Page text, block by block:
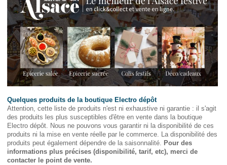
Quelques produits de la boutique Electro dépôt
Attention, cette liste de produits n'est ni exhaustive ni garantie : il s'agit
des produits les plus susceptibles d'être en vente dans la boutique
Electro dépôt. Nous ne pouvons vous garantir ni la disponibilité de ces
produits ni la mise en vente réelle par le commerce. La disponibilité des
produits peut également dépendre de la saisonnalité. Pour des
informations plus précises (disponibilité, tarif, etc), merci de
contacter le point de vente.